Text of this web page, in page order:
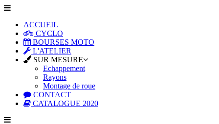
ACCUEIL
CYCLO
BOURSES MOTO
L'ATELIER
SUR MESURE
Echappement
Rayons
Montage de roue
CONTACT
CATALOGUE 2020